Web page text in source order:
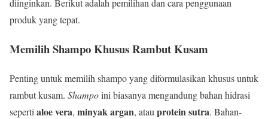
diinginkan. Berikut adalah pemilihan dan cara penggunaan
produk yang tepat.
Memilih Shampo Khusus Rambut Kusam
Penting untuk memilih shampo yang diformulasikan khusus untuk
rambut kusam. Shampoini biasanya mengandung bahan hidrasi
seperti aloe vera, minyak argan, atau protein sutra. Bahan-